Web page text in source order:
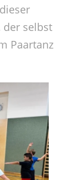
der selbst
Paartanz